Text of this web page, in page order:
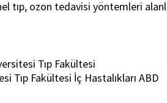
tıp, ozon tedavisi yöntemleri
Tıp Fakültesi
Tıp Fakültesi İç Hastalıkları ABD